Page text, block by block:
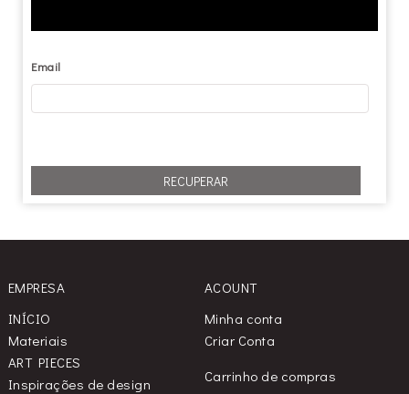
Email
EMPRESA
INÍCIO
Materiais
ART PIECES
Inspirações de design
ACOUNT
Minha conta
Criar Conta
Carrinho de compras